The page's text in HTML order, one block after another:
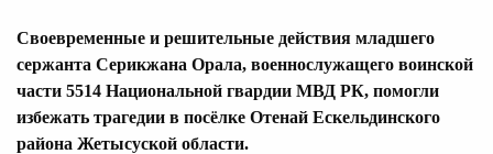
Своевременные и решительные действия младшего
сержанта Серикжана Орала, военнослужащего воинской
части 5514 Национальной гвардии МВД РК, помогли
избежать трагедии в посёлке Отенай Ескельдинского
района Жетысуской области.